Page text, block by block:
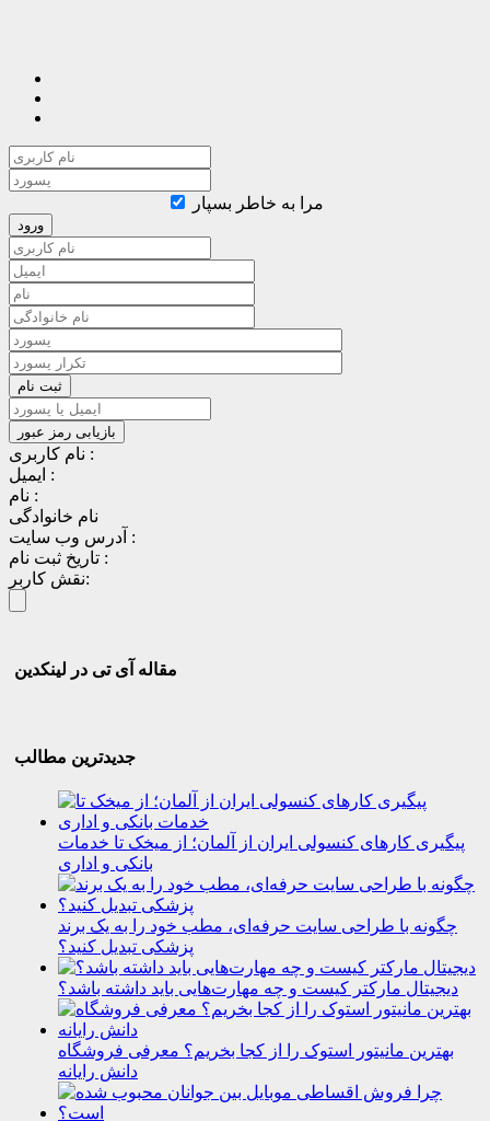
مرا به خاطر بسپار
نام کاربری :
ایمیل :
نام :
نام خانوادگی
آدرس وب سایت :
تاریخ ثبت نام :
نقش کاربر:
مقاله آی تی در لینکدین
جدیدترین مطالب
پیگیری کارهای کنسولی ایران از آلمان؛ از میخک تا خدمات
بانکی و اداری
چگونه با طراحی سایت حرفه‌ای، مطب خود را به یک برند
پزشکی تبدیل کنید؟
دیجیتال مارکتر کیست و چه مهارت‌هایی باید داشته باشد؟
بهترین مانیتور استوک را از کجا بخریم؟ معرفی فروشگاه
دانش رایانه